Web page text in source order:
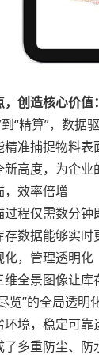
创造核心价值：
“精算”，数据
捕捉物料表
高度，为企业
效率倍增
仅需数分钟
数据能够实时
，管理透明化
景图像让库存
览”的全局透明
境，稳定可靠
重防尘、防